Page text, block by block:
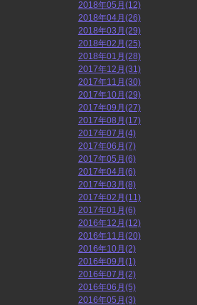
2018年05月(12)
2018年04月(26)
2018年03月(29)
2018年02月(25)
2018年01月(28)
2017年12月(31)
2017年11月(30)
2017年10月(29)
2017年09月(27)
2017年08月(17)
2017年07月(4)
2017年06月(7)
2017年05月(6)
2017年04月(6)
2017年03月(8)
2017年02月(11)
2017年01月(6)
2016年12月(12)
2016年11月(20)
2016年10月(2)
2016年09月(1)
2016年07月(2)
2016年06月(5)
2016年05月(3)